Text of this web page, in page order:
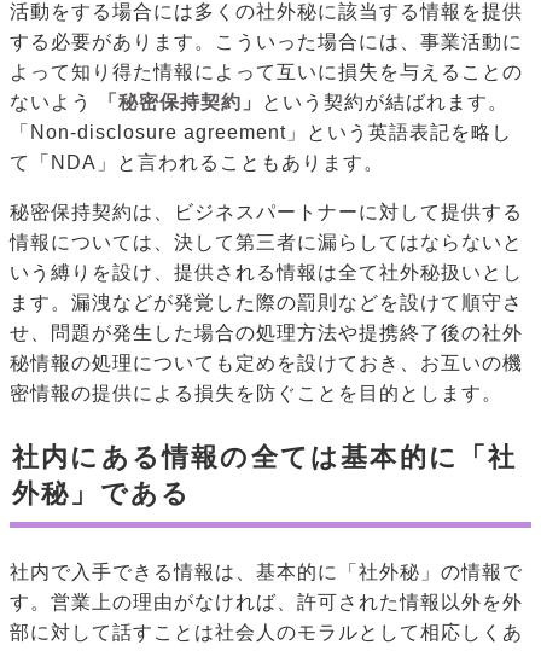
活動をする場合には多くの社外秘に該当する情報を提供
する必要があります。こういった場合には、事業活動に
よって知り得た情報によって互いに損失を与えることの
ないよう
「秘密保持契約」
という契約が結ばれます。
「Non-disclosure agreement」という英語表記を略し
て「NDA」と言われることもあります。
秘密保持契約は、ビジネスパートナーに対して提供する
情報については、決して第三者に漏らしてはならないと
いう縛りを設け、提供される情報は全て社外秘扱いとし
ます。漏洩などが発覚した際の罰則などを設けて順守さ
せ、問題が発生した場合の処理方法や提携終了後の社外
秘情報の処理についても定めを設けておき、お互いの機
密情報の提供による損失を防ぐことを目的とします。
社内にある情報の全ては基本的に「社
外秘」である
社内で入手できる情報は、基本的に「社外秘」の情報で
す。営業上の理由がなければ、許可された情報以外を外
部に対して話すことは社会人のモラルとして相応しくあ